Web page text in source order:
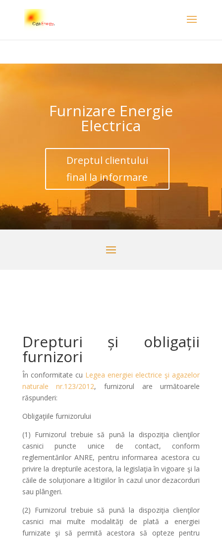
Furnizare Energie
Electrica
Dreptul clientului
final la informare
Drepturi și obligații
furnizori
În conformitate cu Legea energiei electrice şi agazelor
naturale nr.123/2012, furnizorul are următoarele
răspunderi:
Obligaţiile furnizorului
(1) Furnizorul trebuie să pună la dispoziţia clienţilor
casnici puncte unice de contact, conform
reglementărilor ANRE, pentru informarea acestora cu
privire la drepturile acestora, la legislaţia în vigoare şi la
căile de soluţionare a litigiilor în cazul unor dezacorduri
sau plângeri.
(2) Furnizorul trebuie să pună la dispoziţia clienţilor
casnici mai multe modalităţi de plată a energiei
furnizate şi să permită acestora să opteze pentru